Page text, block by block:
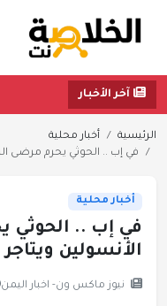
آخر الأخبار
الرئيسية
أخبار محلية
في إب .. الحوثي يحرم مرضى
أخبار محلية
في إب .. الحوثي
الأنسولين
نيوز ماكس ون- اخبار اليمن